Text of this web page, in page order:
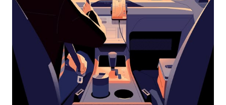
för
stänga
kalendern.